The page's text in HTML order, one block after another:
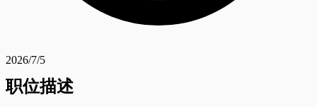
2026/7/5
职位描述